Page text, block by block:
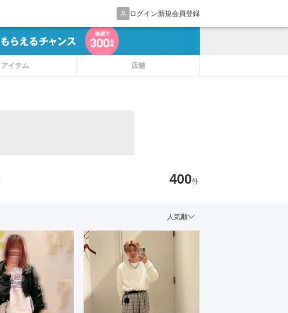
ログイン新規会員登録
アイテム 店舗
400件
人気順